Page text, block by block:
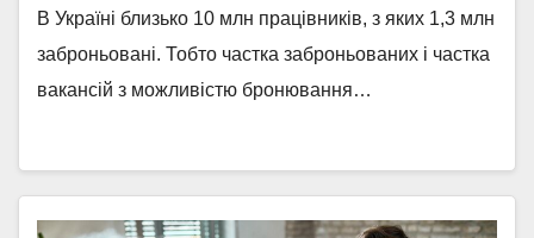
В Україні близько 10 млн працівників, з яких 1,3 млн
заброньовані. Тобто частка заброньованих і частка
вакансій з можливістю бронювання…